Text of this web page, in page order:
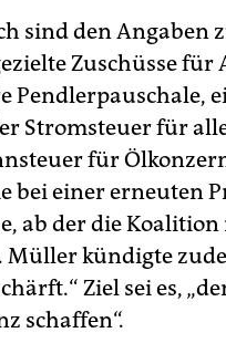
sind den Angaben
Zuschüsse
Pendlerpauschale,
Stromsteuer für
‌für
bei einer erneuten
ab der die
Müller kündigte
Ziel sei es,
schaffen“.